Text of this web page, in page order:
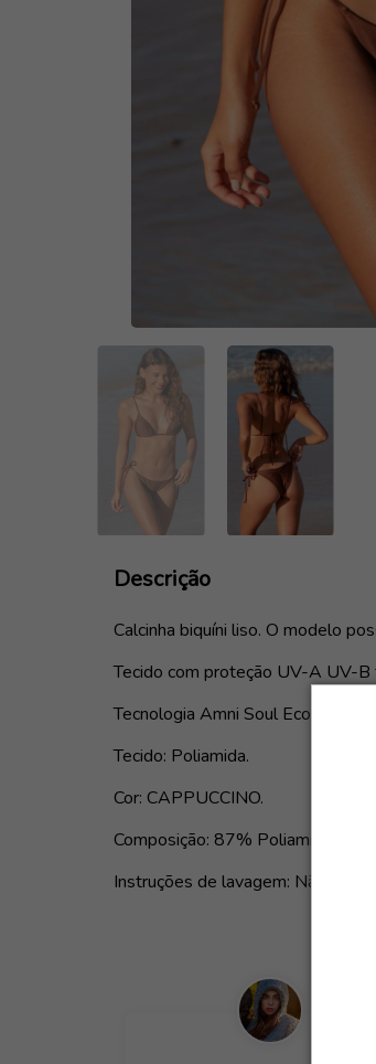
Descrição
Calcinha biquíni liso. O modelo
Tecido com proteção UV-A UV-
Tecnologia Amni Soul Eco.
Tecido: Poliamida.
Cor: CAPPUCCINO.
Composição: 87% Poliamida e
Instruções de lavagem: Não